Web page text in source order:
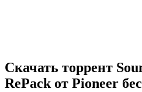
Скачать торрент
RePack от Pioneer